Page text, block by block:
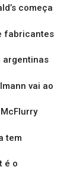
começa
fabricantes
argentinas
vai ao
tem
é o